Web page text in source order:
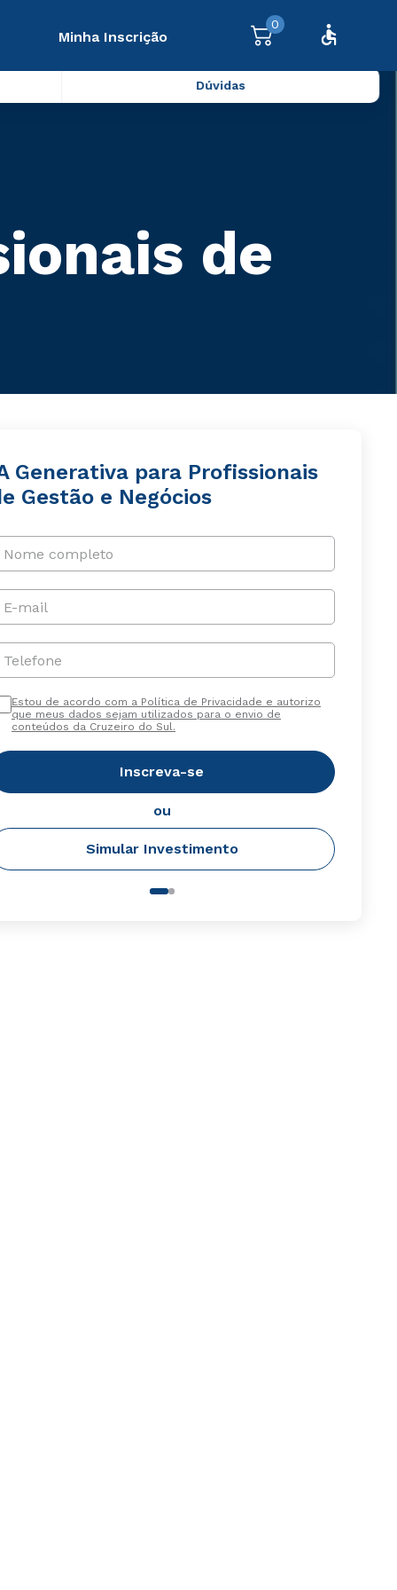
Minha Inscrição
0
Dúvidas
de
Generativa para Profissionais
Gestão e Negócios
Nome completo
E-mail
Telefone
Estou de acordo com a Política de Privacidade e autorizo
que meus dados sejam utilizados para o envio de
conteúdos da Cruzeiro do Sul.
Inscreva-se
ou
Simular Investimento